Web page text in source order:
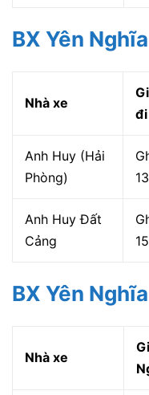
BX Yên
Nhà xe
đi
Anh Huy (Hải
Phòng)
Anh Huy Đất
Cảng
BX Yên
Nhà xe